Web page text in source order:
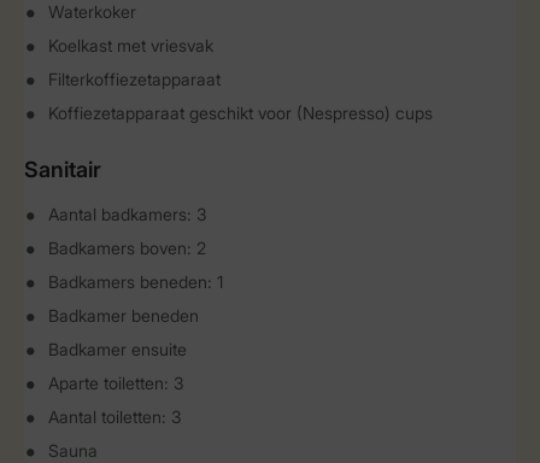
Waterkoker
Koelkast met vriesvak
Filterkoffiezetapparaat
Koffiezetapparaat geschikt voor (Nespresso) cups
Sanitair
Aantal badkamers: 3
Badkamers boven: 2
Badkamers beneden: 1
Badkamer beneden
Badkamer ensuite
Aparte toiletten: 3
Aantal toiletten: 3
Sauna